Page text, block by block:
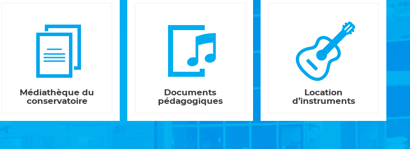
Médiathèque du
conservatoire
Documents
pédagogiques
Location
d’instruments